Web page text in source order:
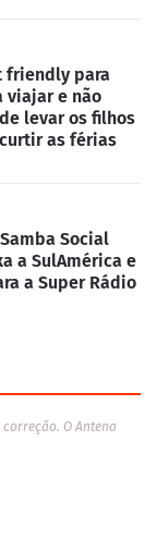
friendly para
viajar e não
levar os filhos
as férias
Social
a SulAmérica e
a Super Rádio
O Antena